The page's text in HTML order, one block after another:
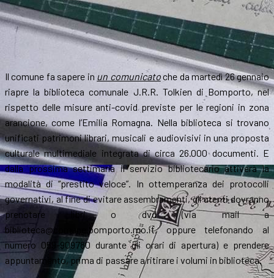
Il comune fa sapere in un comunicatoche da martedì 26 gennaio
riapre la biblioteca comunale J.R.R. Tolkien di Bomporto, nel
rispetto delle misure anti-covid previste per le regioni in zona
arancione, come l’Emilia Romagna. Nella biblioteca si trovano
unificati patrimoni librari, musicali e audiovisivi in una proposta
culturale multimediale integrata di circa 26.000 documenti. E
dalla prossima settimana il servizio bibliotecario attiverà la
modalità di “prestito veloce”. In ottemperanza dei protocolli
governativi, al fine di evitare assembramenti, gli utenti dovranno
prenotare libri o dvd (via mail a
biblioteca@comune.bomporto.mo.it, oppure telefonando al
numero 059-909780 durante gli orari di apertura) e prendere
appuntamento, prima di passare a ritirare i volumi in biblioteca.